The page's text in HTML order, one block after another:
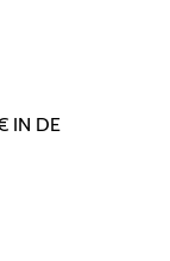
IN DE